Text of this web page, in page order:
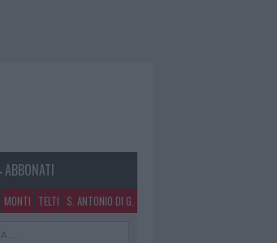
ABBONATI
MONTI TELTI S. ANTONIO DI G.